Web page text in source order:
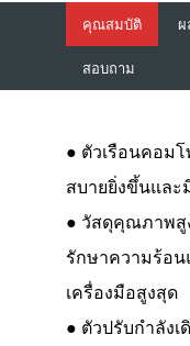
คุณสมบัติ ผ
สอบถาม
● ตัวเรือนคอม
สบายยิ่งขึ้นและ
● วัสดุคุณภาพสู
รักษาความร้อน
เครื่องมือสูงสุด
● ตัวปรับกำลัง